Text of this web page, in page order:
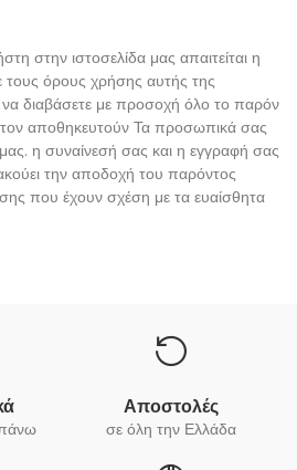
στην ιστοσελίδα μας απαιτείται η
όρους χρήσης αυτής της
να διαβάσετε με προσοχή όλο το παρόν
αποθηκευτούν Τα προσωπικά σας
η συναίνεσή σας και η εγγραφή σας
την αποδοχή του παρόντος
που έχουν σχέση με τα ευαίσθητα
Αποστολές
σε όλη την Ελλάδα